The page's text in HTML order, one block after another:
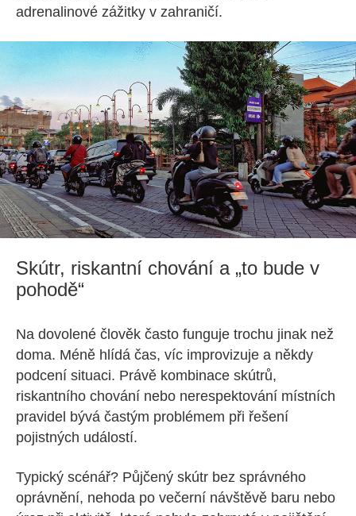
adrenalinové zážitky v zahraničí.
Skútr, riskantní chování a „to bude v
pohodě“
Na dovolené člověk často funguje trochu jinak než
doma. Méně hlídá čas, víc improvizuje a někdy
podcení situaci. Právě kombinace skútrů,
riskantního chování nebo nerespektování místních
pravidel bývá častým problémem při řešení
pojistných událostí.
Typický scénář? Půjčený skútr bez správného
oprávnění, nehoda po večerní návštěvě baru nebo